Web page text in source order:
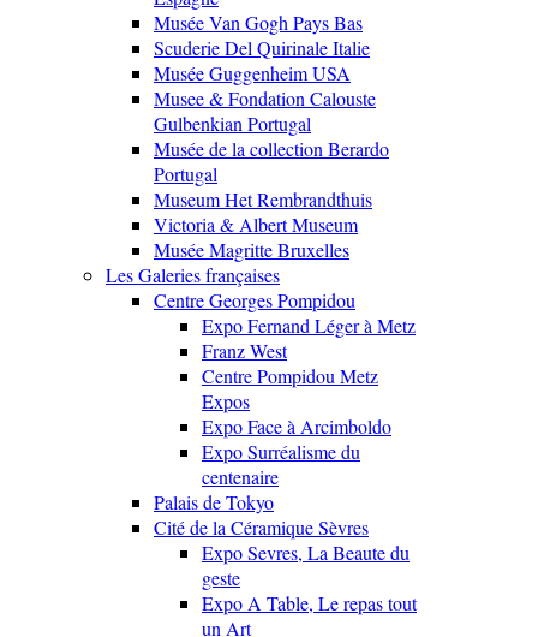
Musée Van Gogh Pays Bas
Scuderie Del Quirinale Italie
Musée Guggenheim USA
Musee & Fondation Calouste
Gulbenkian Portugal
Musée de la collection Berardo
Portugal
Museum Het Rembrandthuis
Victoria & Albert Museum
Musée Magritte Bruxelles
Les Galeries françaises
Centre Georges Pompidou
Expo Fernand Léger à Metz
Franz West
Centre Pompidou Metz
Expos
Expo Face à Arcimboldo
Expo Surréalisme du
centenaire
Palais de Tokyo
Cité de la Céramique Sèvres
Expo Sevres, La Beaute du
geste
Expo A Table, Le repas tout
un Art